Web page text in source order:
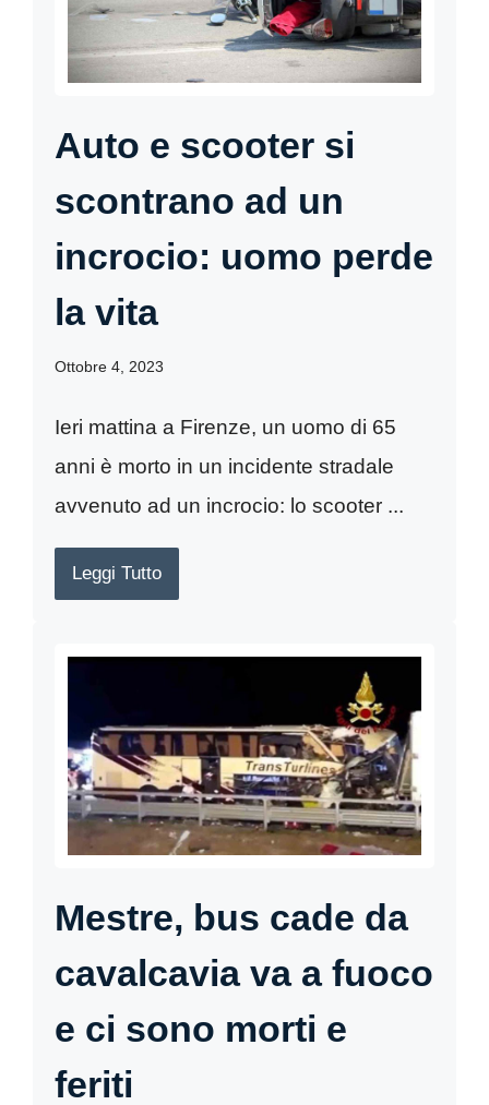
Auto e scooter si
scontrano ad un
incrocio: uomo perde
la vita
Ottobre 4, 2023
Ieri mattina a Firenze, un uomo di 65
anni è morto in un incidente stradale
avvenuto ad un incrocio: lo scooter ...
Leggi Tutto
Mestre, bus cade da
cavalcavia va a fuoco
e ci sono morti e
feriti